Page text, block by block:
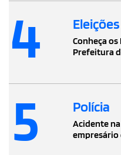
4 Eleições
Conheça
Prefeitura
5 Polícia
Acidente
empresário